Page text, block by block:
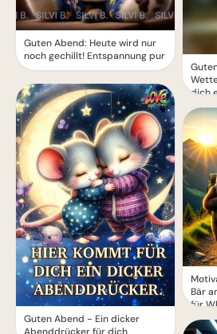
Guten Abend: Heute wird nur
noch gechillt! Entspannung pur
Guten Abend - Ein dicker
dich
Bär
für